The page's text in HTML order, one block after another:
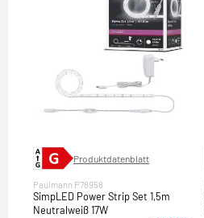
Produktdatenblatt
Paulmann P78958
SimpLED Power Strip Set 1,5m
Neutralweiß 17W